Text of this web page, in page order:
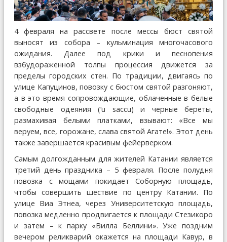
4 февраля на рассвете после мессы бюст святой
выносят из собора – кульминация многочасового
ожидания. Далее под крики и песнопения
взбудораженной толпы процессия движется за
пределы городских стен. По традиции, двигаясь по
улице Капуцинов, повозку с бюстом святой разгоняют,
а в это время сопровождающие, облаченные в белые
свободные одеяния (‘u saccu) и черные береты,
размахивая белыми платками, взывают: «Все мы
веруем, все, горожане, слава святой Агате!». Этот день
также завершается красивым фейерверком.
Самым долгожданным для жителей Катании является
третий день праздника – 5 февраля. После полудня
повозка с мощами покидает Соборную площадь,
чтобы совершить шествие по центру Катании. По
улице Виа Этнеа, через Университетскую площадь,
повозка медленно продвигается к площади Стезикоро
и затем – к парку «Вилла Беллини». Уже поздним
вечером реликварий окажется на площади Кавур, в